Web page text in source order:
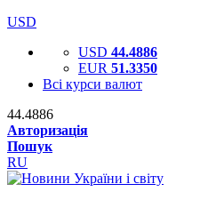
USD
USD 44.4886
EUR 51.3350
Всі курси валют
44.4886
Авторизація
Пошук
RU